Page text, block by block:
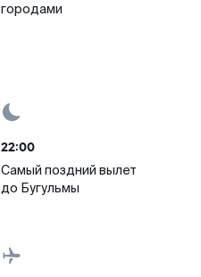
городами
22:00
Самый поздний вылет
до Бугульмы